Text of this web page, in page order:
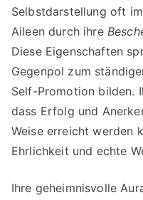
Selbstdarstellung oft
Aileen durch ihre
Diese Eigenschaften
Gegenpol zum
Self-Promotion bilden.
dass Erfolg und
Weise erreicht werden
Ehrlichkeit und echte
Ihre geheimnisvolle